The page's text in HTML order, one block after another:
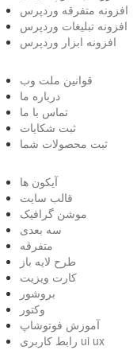
افزونه متفرقه وردپرس
افزونه تبلیغات وردپرس
افزونه ابزار وردپرس
قوانین ملت وب
درباره ما
تماس با ما
ثبت شکایات
ثبت محصولات شما
آیکون ها
قالب سایت
موشن گرافیک
سه بعدی
متفرقه
طرح لایه باز
کارت ویزیت
بروشور
وکتور
آموزش فوتوشاپ
رابط کاربری ui ux